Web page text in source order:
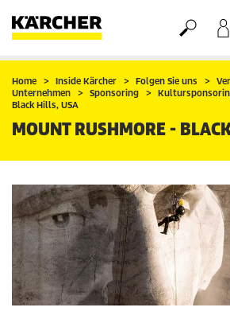
Warenkorb
Wunschliste
Home Inside Kärcher Folgen Sie uns
Unternehmen
Sponsoring
Black Hills, USA
MOUNT RUSHMORE -